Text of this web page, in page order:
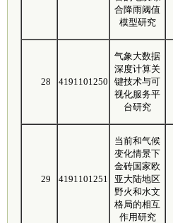
合降雨阈值
模型研究
28 4191101250
气象大数据
深度计算关
键技术与可
视化服务平
台研究
29 4191101251
当前和气候
变化情景下
金砖国家欧
亚大陆地区
野火和水文
格局的相互
作用研究